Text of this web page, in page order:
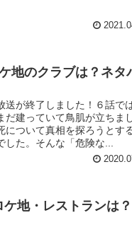
地のクラブは？ネタ
が終了しました！６話では
建っていて鳥肌が立ちま
について真相を探ろうとす
した。そんな「危険な...
ケ地・レストランは